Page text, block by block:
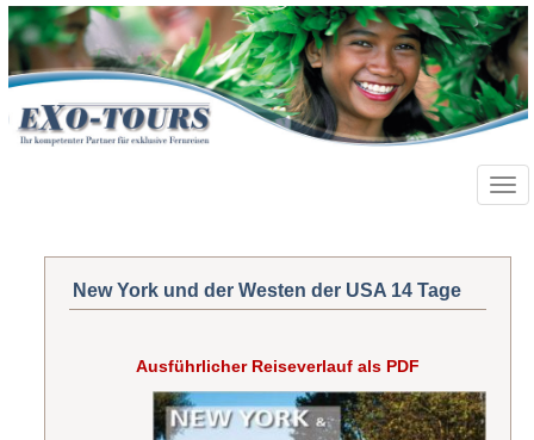
New York und der Westen der USA 14 Tage
Ausführlicher Reiseverlauf als PDF